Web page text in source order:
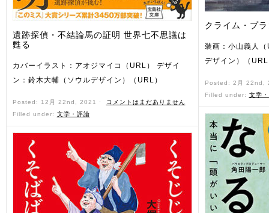
遺跡探偵・不結論馬の証明 世界七不思議は
甦る
カバーイラスト：アオジマイコ（URL） デザイ
ン：鈴木大輔（ソウルデザイン）（URL）
Posted: 12月 22nd, 2021 ˑ
コメントはまだありません
Filled under: 文学・評論
クライム・プ
装画：小山義人
デザイン）（
Posted: 2月
Filled under: 文学